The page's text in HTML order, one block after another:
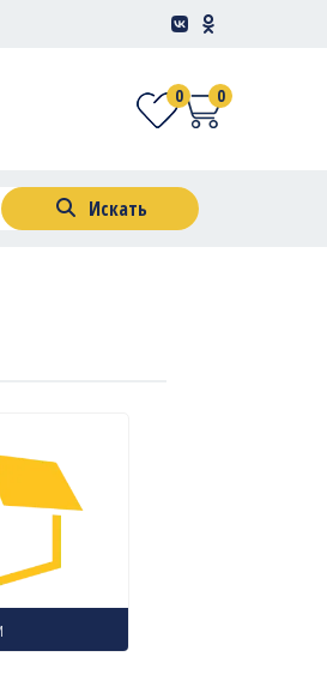
0
0
Искать